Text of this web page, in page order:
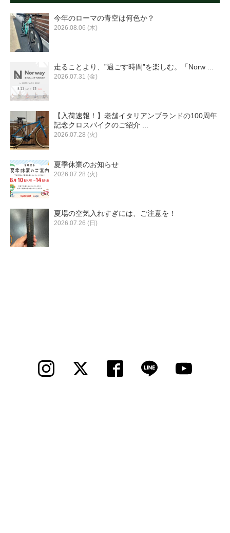
今年のローマの青空は何色か？
2026.08.06 (木)
走ることより、”過ごす時間”を楽しむ。「Norw ...
2026.07.31 (金)
【入荷速報！】老舗イタリアンブランドの100周年
記念クロスバイクのご紹介 ...
2026.07.28 (火)
夏季休業のお知らせ
2026.07.28 (火)
夏場の空気入れすぎには、ご注意を！
2026.07.26 (日)